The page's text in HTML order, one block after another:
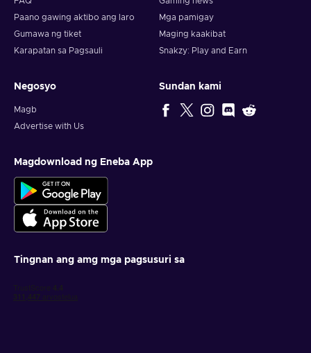
Paano gawing aktibo ang laro
Gumawa ng tiket
Karapatan sa Pagsauli
Mga pamigay
Maging kaakibat
Snakzy: Play and Earn
Negosyo
Magb
Advertise with Us
Sundan kami
Magdownload ng Eneba App
Tingnan ang amg mga pagsusuri sa